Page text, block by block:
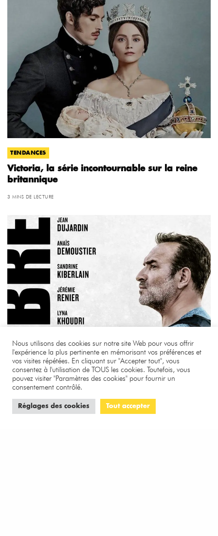
TENDANCES
Victoria, la série incontournable sur la reine
britannique
3 MINS DE LECTURE
Novembre de Cédric Jimenez, ou comment
Nous utilisons des cookies sur notre site Web pour vous offrir
l'expérience la plus pertinente en mémorisant vos préférences et
vos visites répétées. En cliquant sur "Accepter tout", vous
consentez à l'utilisation de TOUS les cookies. Toutefois, vous
pouvez visiter "Paramètres des cookies" pour fournir un
consentement contrôlé.
Réglages des cookies Tout accepter